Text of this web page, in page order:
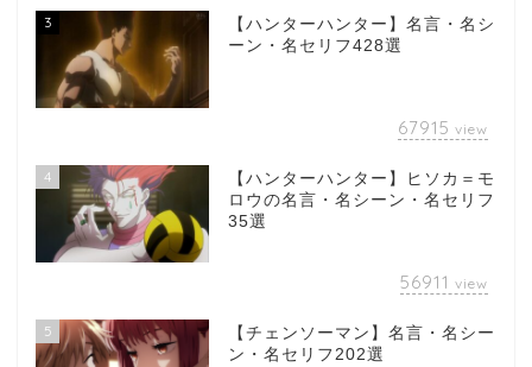
3
【ハンターハンター】名言・名シ
ーン・名セリフ428選
67915 view
4
【ハンターハンター】ヒソカ＝モ
ロウの名言・名シーン・名セリフ
35選
56911 view
5
【チェンソーマン】名言・名シー
ン・名セリフ202選